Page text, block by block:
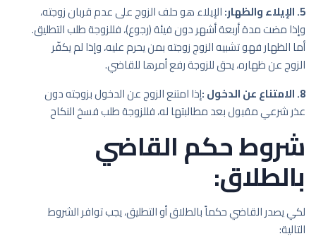
5. الإيلاء والظهار:
الإيلاء هو حلف الزوج على عدم قربان زوجته،
وإذا مضت مدة أربعة أشهر دون فيئة (رجوع)، فللزوجة طلب التطليق.
أما الظهار فهو تشبيه الزوج زوجته بمن يحرم عليه، وإذا لم يكفّر
الزوج عن ظهاره، يحق للزوجة رفع أمرها للقاضي.
8. الامتناع عن الدخول :
إذا امتنع الزوج عن الدخول بزوجته دون
عذر شرعي مقبول بعد مطالبتها له، فللزوجة طلب فسخ النكاح
شروط حكم القاضي
بالطلاق:
لكي يصدر القاضي حكماً بالطلاق أو التطليق، يجب توافر الشروط
التالية: